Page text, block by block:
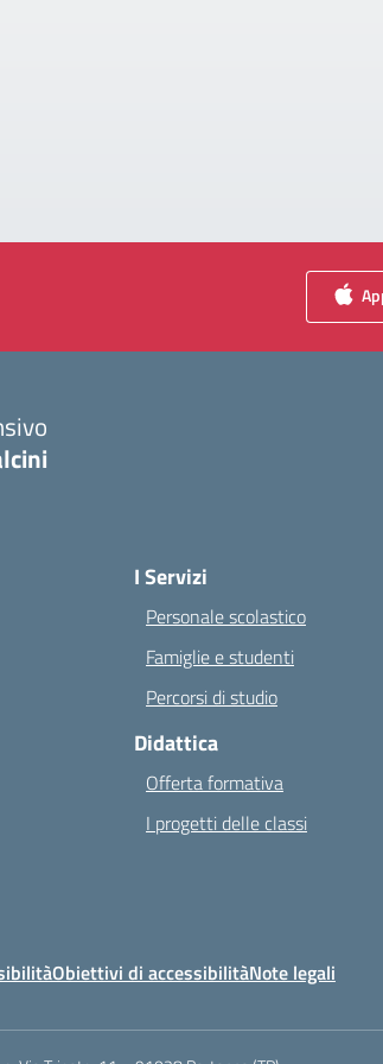
I Servizi
Personale scolastico
Famiglie e studenti
Percorsi di studio
Didattica
Offerta formativa
I progetti delle classi
Obiettivi di accessibilitàNote legali